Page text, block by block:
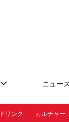
ニュー
リンク カルチャー
タ ギャラリー